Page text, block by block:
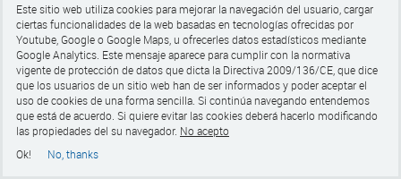
Este sitio web utiliza cookies para mejorar la navegación del usuario, cargar
ciertas funcionalidades de la web basadas en tecnologías ofrecidas por
Youtube, Google o Google Maps, u ofrecerles datos estadísticos mediante
Google Analytics. Este mensaje aparece para cumplir con la normativa
vigente de protección de datos que dicta la Directiva 2009/136/CE, que dice
que los usuarios de un sitio web han de ser informados y poder aceptar el
uso de cookies de una forma sencilla. Si continúa navegando entendemos
que está de acuerdo. Si quiere evitar las cookiesdeberá hacerlo modificando
las propiedades del su navegador. No acepto
Ok!
No, thanks